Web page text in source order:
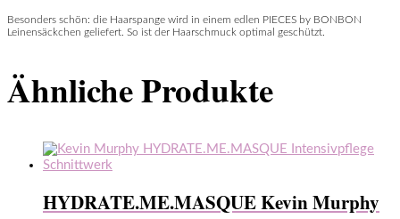
Besonders schön: die Haarspange wird in einem edlen PIECES by BONBON
Leinensäckchen geliefert. So ist der Haarschmuck optimal geschützt.
Ähnliche Produkte
HYDRATE.ME.MASQUE Kevin Murphy